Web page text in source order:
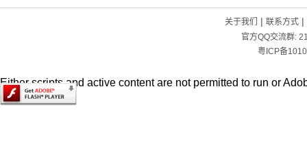
关于我们 | 联系方式|
官方QQ交流群:
粤ICP备
Either scripts and active content are not permitted to run or